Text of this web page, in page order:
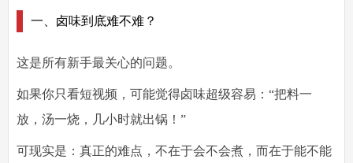
一、卤味到底难不难？
这是所有新手最关心的问题。
如果你只看短视频，可能觉得卤味超级容易：“把料一
放，汤一烧，几小时就出锅！”
可现实是： 真正的难点，不在于会不会煮，而在于能不能